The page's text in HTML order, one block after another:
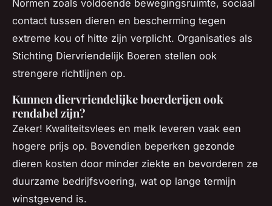
Normen zoals voldoende bewegingsruimte, sociaal
contact tussen dieren en bescherming tegen
extreme kou of hitte zijn verplicht. Organisaties als
Stichting Diervriendelijk Boeren stellen ook
strengere richtlijnen op.
Kunnen diervriendelijke boerderijen ook
rendabel zijn?
Zeker! Kwaliteitsvlees en melk leveren vaak een
hogere prijs op. Bovendien beperken gezonde
dieren kosten door minder ziekte en bevorderen ze
duurzame bedrijfsvoering, wat op lange termijn
winstgevend is.